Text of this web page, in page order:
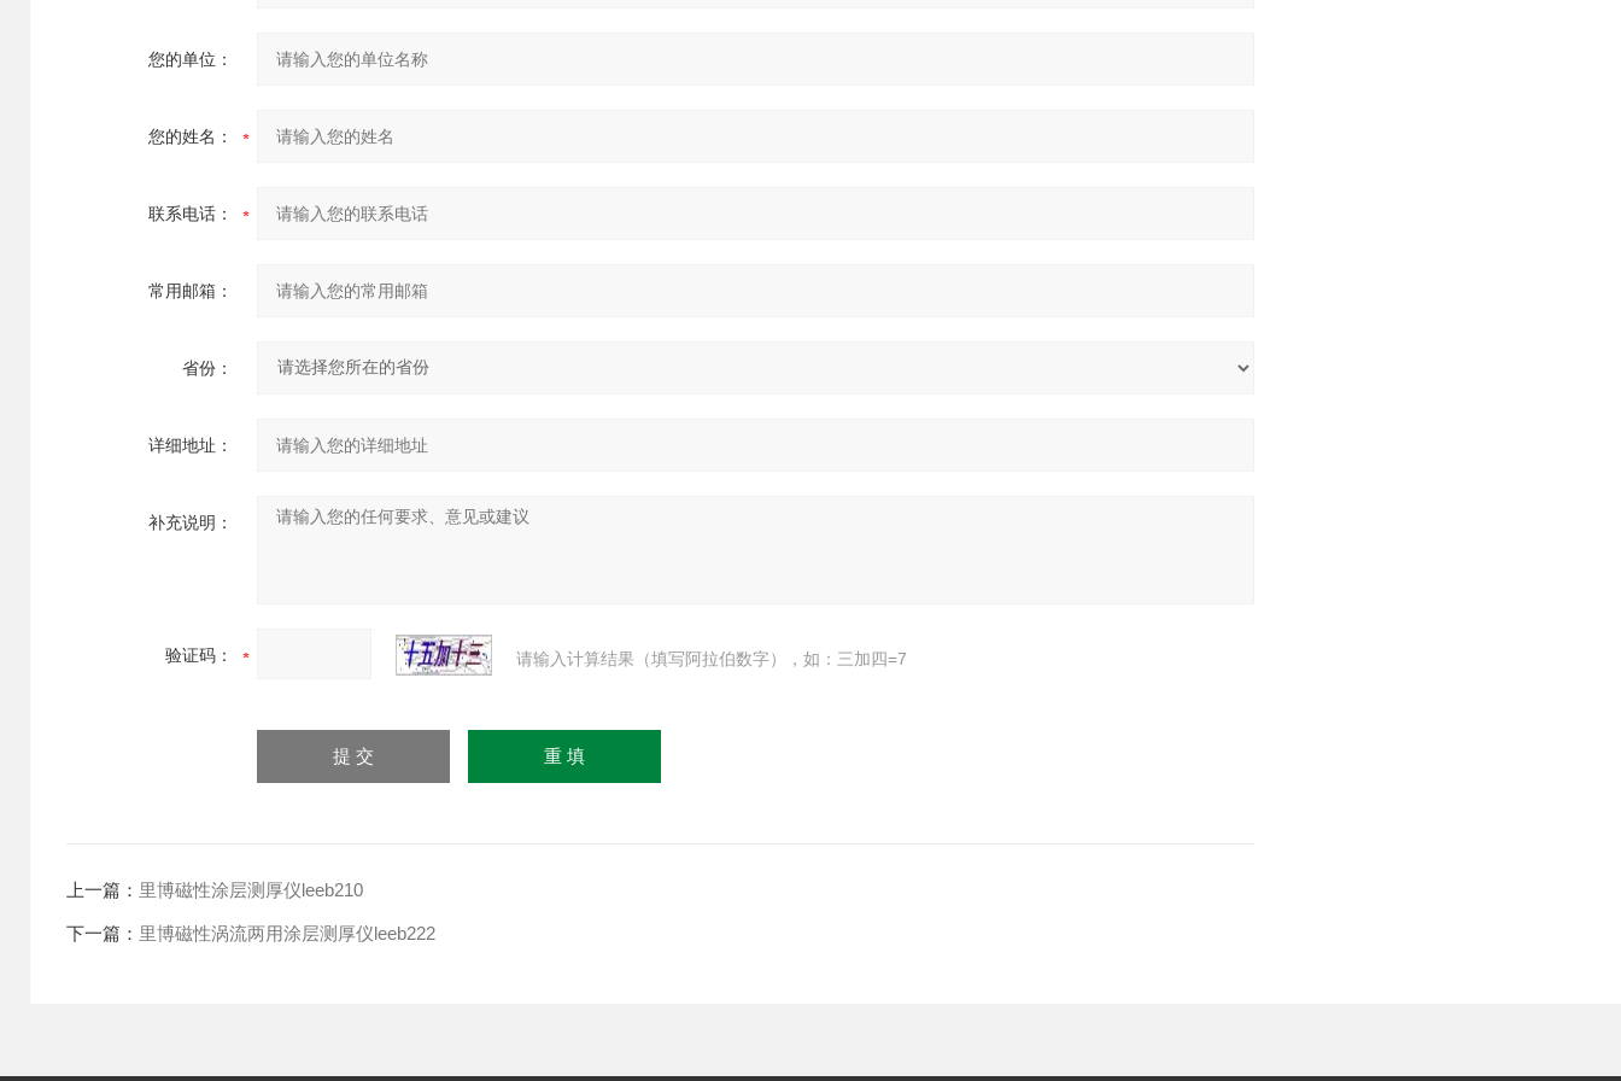
您的单位：
您的姓名：
联系电话：
常用邮箱：
省份：
详细地址：
补充说明：
验证码： 请输入计算结果（填写阿拉伯数字），如：三加四=7
上一篇： 里博磁性涂层测厚仪leeb210
下一篇： 里博磁性涡流两用涂层测厚仪leeb222